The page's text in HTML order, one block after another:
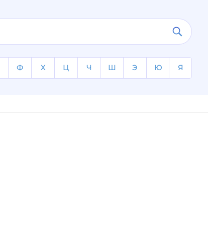
Ф Х Ц Ч Ш Э Ю Я